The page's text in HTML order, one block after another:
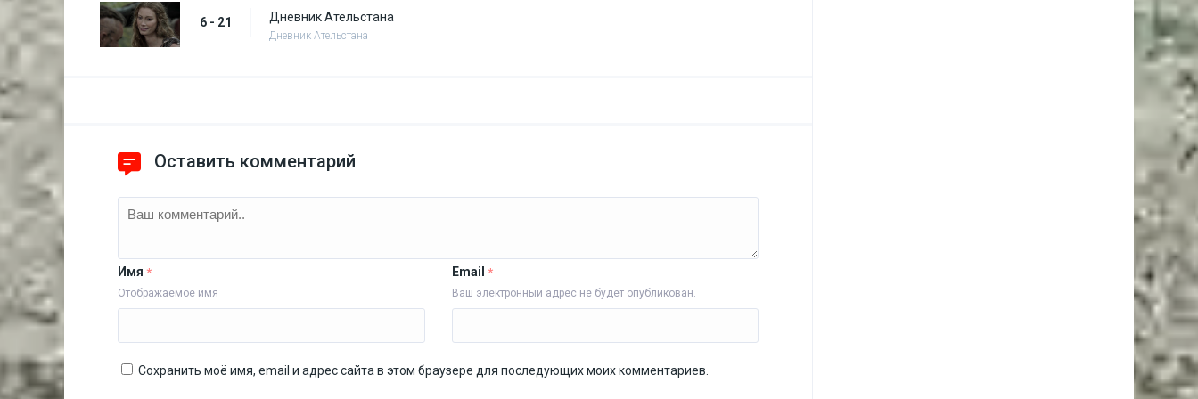
6 - 21 Дневник Ательстана
Дневник Ательстана
Оставить комментарий
Имя *
Отображаемое имя
Email *
Ваш электронный адрес не будет опубликован.
Сохранить моё имя, email и адрес сайта в этом браузере для последующих моих комментариев.